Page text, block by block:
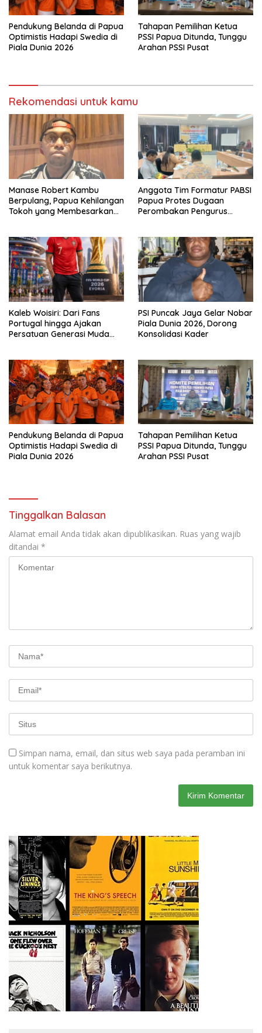
Pendukung Belanda di Papua
Optimistis Hadapi Swedia di
Piala Dunia 2026
Tahapan Pemilihan Ketua
PSSI Papua Ditunda, Tunggu
Arahan PSSI Pusat
Rekomendasi untuk kamu
Manase Robert Kambu
Berpulang, Papua Kehilangan
Tokoh yang Membesarkan
Anggota Tim Formatur PABSI
Papua Protes Dugaan
Perombakan Pengurus
Kaleb Woisiri: Dari Fans
Portugal hingga Ajakan
Persatuan Generasi Muda
PSI Puncak Jaya Gelar Nobar
Piala Dunia 2026, Dorong
Konsolidasi Kader
Pendukung Belanda di Papua
Optimistis Hadapi Swedia di
Piala Dunia 2026
Tahapan Pemilihan Ketua
PSSI Papua Ditunda, Tunggu
Arahan PSSI Pusat
Tinggalkan Balasan
Alamat email Anda tidak akan dipublikasikan. Ruas yang wajib
ditandai *
Simpan nama, email, dan situs web saya pada peramban ini
untuk komentar saya berikutnya.